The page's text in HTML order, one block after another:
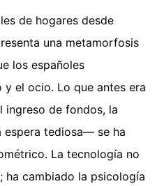
de hogares desde
una metamorfosis
los españoles
el ocio. Lo que antes era
de fondos, la
espera tediosa— se ha
La tecnología no
ha cambiado la psicología